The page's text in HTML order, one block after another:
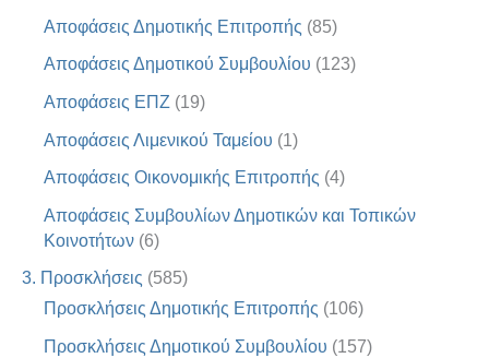
Αποφάσεις Δημοτικής Επιτροπής (85)
Αποφάσεις Δημοτικού Συμβουλίου (123)
Αποφάσεις ΕΠΖ (19)
Αποφάσεις Λιμενικού Ταμείου (1)
Αποφάσεις Οικονομικής Επιτροπής (4)
Αποφάσεις Συμβουλίων Δημοτικών και Τοπικών
Κοινοτήτων (6)
3. Προσκλήσεις (585)
Προσκλήσεις Δημοτικής Επιτροπής (106)
Προσκλήσεις Δημοτικού Συμβουλίου (157)